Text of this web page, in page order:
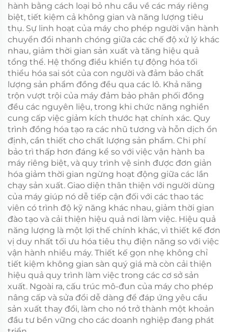
hành bằng cách loại bỏ nhu cầu về các máy riêng
biệt, tiết kiệm cả không gian và năng lượng tiêu
thụ. Sự linh hoạt của máy cho phép người vận hành
chuyển đổi nhanh chóng giữa các chế độ xử lý khác
nhau, giảm thời gian sản xuất và tăng hiệu quả
tổng thể. Hệ thống điều khiển tự động hóa tối
thiểu hóa sai sót của con người và đảm bảo chất
lượng sản phẩm đồng đều qua các lô. Khả năng
trộn vượt trội của máy đảm bảo phân phối đồng
đều các nguyên liệu, trong khi chức năng nghiền
cung cấp việc giảm kích thước hạt chính xác. Quy
trình đồng hóa tạo ra các nhũ tương và hỗn dịch ổn
định, cần thiết cho chất lượng sản phẩm. Chi phí
bảo trì thấp hơn đáng kể so với việc vận hành ba
máy riêng biệt, và quy trình vệ sinh được đơn giản
hóa giảm thời gian ngừng hoạt động giữa các lần
chạy sản xuất. Giao diện thân thiện với người dùng
của máy giúp nó dễ tiếp cận đối với các thao tác
viên có trình độ kỹ năng khác nhau, giảm thời gian
đào tạo và cải thiện hiệu quả nơi làm việc. Hiệu quả
năng lượng là một lợi thế chính khác, vì thiết kế đơn
vị duy nhất tối ưu hóa tiêu thụ điện năng so với việc
vận hành nhiều máy. Thiết kế gọn nhẹ không chỉ
tiết kiệm không gian sàn quý giá mà còn cải thiện
hiệu quả quy trình làm việc trong các cơ sở sản
xuất. Ngoài ra, cấu trúc mô-đun của máy cho phép
nâng cấp và sửa đổi dễ dàng để đáp ứng yêu cầu
sản xuất thay đổi, làm cho nó trở thành một khoản
đầu tư bền vững cho các doanh nghiệp đang phát